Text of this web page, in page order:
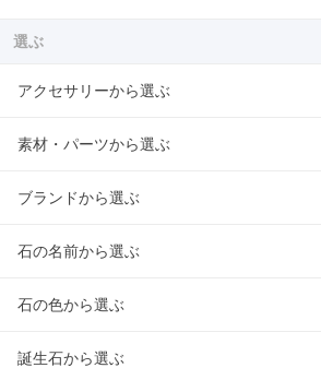
選ぶ
アクセサリーから選ぶ
素材・パーツから選ぶ
ブランドから選ぶ
石の名前から選ぶ
石の色から選ぶ
誕生石から選ぶ